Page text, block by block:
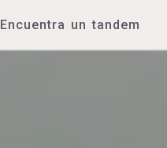
Encuentra un tandem